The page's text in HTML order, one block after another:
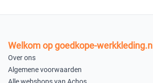
Welkom op goedkope-werkkleding.nl
Over ons
Algemene voorwaarden